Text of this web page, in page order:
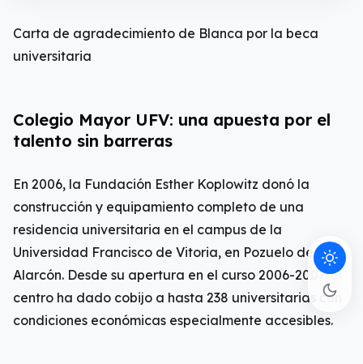
Carta de agradecimiento de Blanca por la beca
universitaria
Colegio Mayor UFV: una apuesta por el
talento sin barreras
En 2006, la Fundación Esther Koplowitz donó la
construcción y equipamiento completo de una
residencia universitaria en el campus de la
Universidad Francisco de Vitoria, en Pozuelo de
Alarcón. Desde su apertura en el curso 2006-2007, el
centro ha dado cobijo a hasta 238 universitarias con
condiciones económicas especialmente accesibles.